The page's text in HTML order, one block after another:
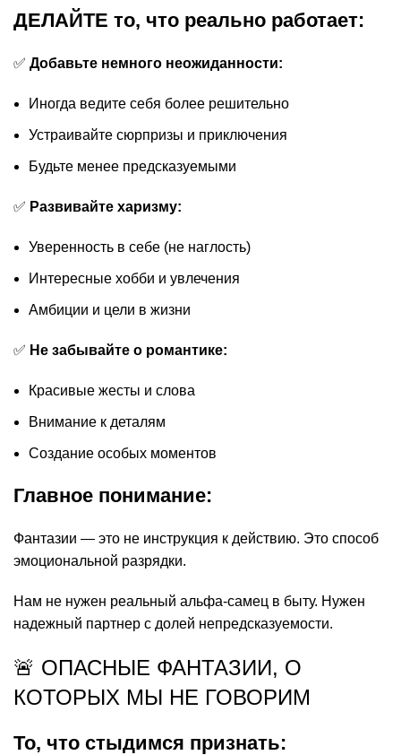
ДЕЛАЙТЕ то, что реально работает:
✅ Добавьте немного неожиданности:
Иногда ведите себя более решительно
Устраивайте сюрпризы и приключения
Будьте менее предсказуемыми
✅ Развивайте харизму:
Уверенность в себе (не наглость)
Интересные хобби и увлечения
Амбиции и цели в жизни
✅ Не забывайте о романтике:
Красивые жесты и слова
Внимание к деталям
Создание особых моментов
Главное понимание:
Фантазии — это не инструкция к действию. Это способ
эмоциональной разрядки.
Нам не нужен реальный альфа-самец в быту. Нужен
надежный партнер с долей непредсказуемости.
🚨 ОПАСНЫЕ ФАНТАЗИИ, О
КОТОРЫХ МЫ НЕ ГОВОРИМ
То, что стыдимся признать: